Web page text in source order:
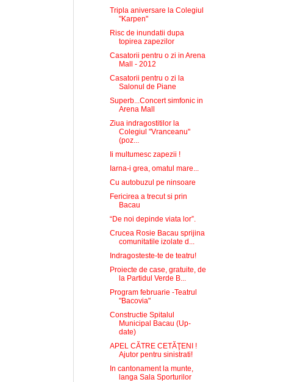
Tripla aniversare la Colegiul
"Karpen"
Risc de inundatii dupa
topirea zapezilor
Casatorii pentru o zi in Arena
Mall - 2012
Casatorii pentru o zi la
Salonul de Piane
Superb...Concert simfonic in
Arena Mall
Ziua indragostitilor la
Colegiul "Vranceanu"
(poz...
Ii multumesc zapezii !
Iarna-i grea, omatul mare...
Cu autobuzul pe ninsoare
Fericirea a trecut si prin
Bacau
“De noi depinde viata lor”.
Crucea Rosie Bacau sprijina
comunitatile izolate d...
Indragosteste-te de teatru!
Proiecte de case, gratuite, de
la Partidul Verde B...
Program februarie -Teatrul
"Bacovia"
Constructie Spitalul
Municipal Bacau (Up-
date)
APEL CĂTRE CETĂŢENI !
Ajutor pentru sinistrati!
In cantonament la munte,
langa Sala Sporturilor